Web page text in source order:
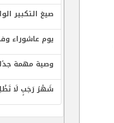
صيغ التكبير
يوم عاشوراء
وصية مهمة
شَهْرُ رَجَبٍ لَا